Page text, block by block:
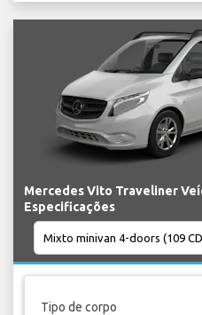
Mercedes Vito Traveliner
Especificações
Tipo de corpo